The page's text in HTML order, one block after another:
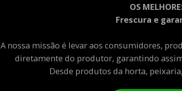
OS
Frescura e
A nossa missão é levar aos consumidores,
diretamente do produtor, garantindo
Desde produtos da horta,